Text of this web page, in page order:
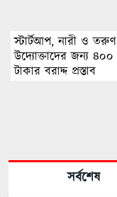
স্টার্টআপ, নারী ও তরুণ
উদ্যোক্তাদের জন্য
টাকার বরাদ্দ প্রস্তাব
সর্বশেষ